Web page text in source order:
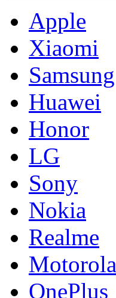
Apple
Xiaomi
Samsung
Huawei
Honor
LG
Sony
Nokia
Realme
Motorola
OnePlus